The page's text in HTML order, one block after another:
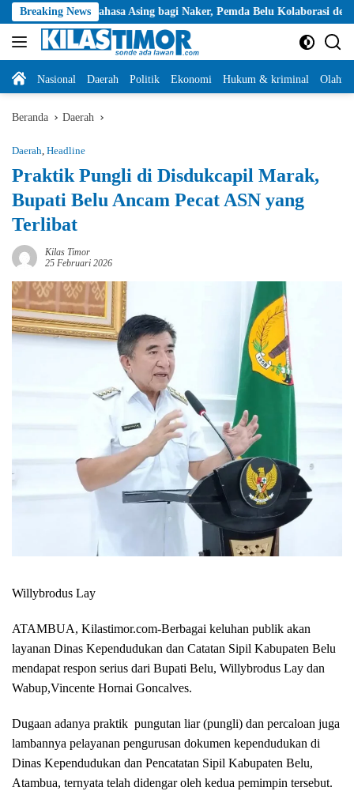
Langsung
ke
konten
Breaking News
Bahasa Asing bagi Naker, Pemda Belu Kolaborasi dengan Yayasan
HomeNasional Daerah Politik Ekonomi Hukum & kriminal
Beranda Daerah
Daerah, Headline
Praktik Pungli di Disdukcapil Marak,
Bupati Belu Ancam Pecat ASN yang
Terlibat
Kilas Timor
25 Februari 2026
Willybrodus Lay
ATAMBUA, Kilastimor.com-Berbagai keluhan publik akan
layanan Dinas Kependudukan dan Catatan Sipil Kabupaten Belu
mendapat respon serius dari Bupati Belu, Willybrodus Lay dan
Wabup,Vincente Hornai Goncalves.
Dugaan adanya praktik pungutan liar (pungli) dan percaloan juga
lambannya pelayanan pengurusan dokumen kependudukan di
Dinas Kependudukan dan Pencatatan Sipil Kabupaten Belu,
Atambua, ternyata telah didengar oleh kedua pemimpin tersebut.